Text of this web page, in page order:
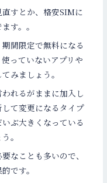
すとか、格安SIMに
す。。
間限定で無料になる
っていないアプリや
みましょう。
れるがままに加入し
て変更になるタイプ
ぶ大きくなっている
。
なことも多いので、
です。